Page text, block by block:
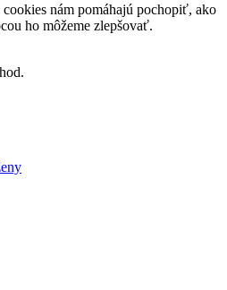
cookies nám pomáhajú pochopiť, ako
ho môžeme zlepšovať.